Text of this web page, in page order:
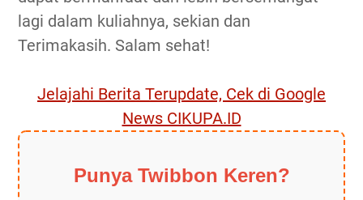
lagi dalam kuliahnya, sekian dan
Terimakasih. Salam sehat!
Jelajahi Berita Terupdate, Cek di Google
News CIKUPA.ID
Punya Twibbon Keren?